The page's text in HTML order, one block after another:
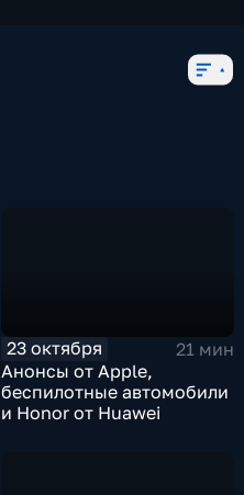
23 октября
21 мин
Анонсы от Apple,
беспилотные автомобили
и Honor от Huawei